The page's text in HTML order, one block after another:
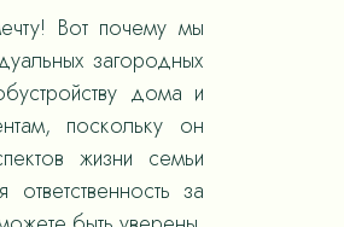
Вот почему мы
загородных
дома и
поскольку он
жизни семьи
за